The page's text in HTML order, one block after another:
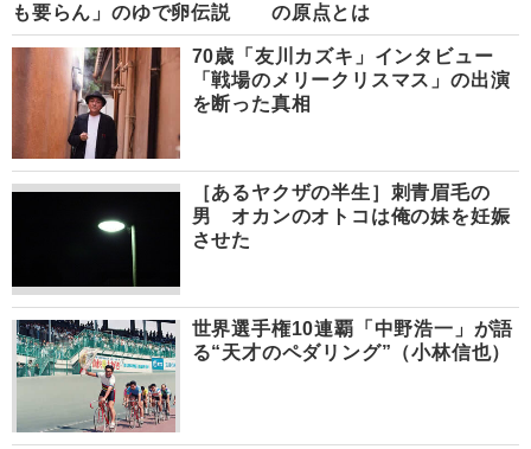
も要らん」のゆで卵伝説
の原点とは
70歳「友川カズキ」インタビュー
「戦場のメリークリスマス」の出演
を断った真相
［あるヤクザの半生］刺青眉毛の
男 オカンのオトコは俺の妹を妊娠
させた
世界選手権10連覇「中野浩一」が語
る“天才のペダリング”（小林信也）